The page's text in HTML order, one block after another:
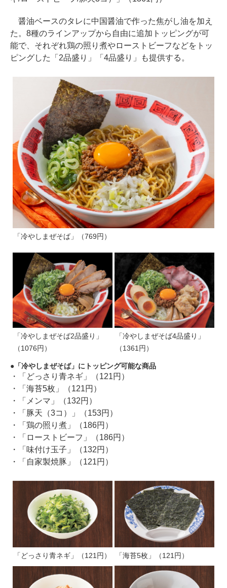
醤油ベースのタレに中国醤油で作った焦がし油を加え
た。8種のラインアップから自由に追加トッピングが可
能で、それぞれ鶏の照り煮やローストビーフなどをトッ
ピングした「2品盛り」「4品盛り」も提供する。
「冷やしまぜそば」（769円）
「冷やしまぜそば2品盛り」
（1076円）
「冷やしまぜそば4品盛り」
（1361円）
「冷やしまぜそば」にトッピング可能な商品
・「どっさり青ネギ」（121円）
・「海苔5枚」（121円）
・「メンマ」（132円）
・「豚天（3コ）」（153円）
・「鶏の照り煮」（186円）
・「ローストビーフ」（186円）
・「味付け玉子」（132円）
・「自家製焼豚」（121円）
「どっさり青ネギ」（121円） 「海苔5枚」（121円）